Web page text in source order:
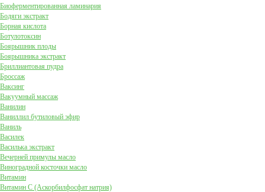
Биоферментированная ламинария
Бодяги экстракт
Борная кислота
Ботулотоксин
Боярышник плоды
Боярышника экстракт
Бриллиантовая пудра
Броссаж
Ваксинг
Вакуумный массаж
Ванилин
Ваниллил бутиловый эфир
Ваниль
Василек
Василька экстракт
Вечерней примулы масло
Виноградной косточки масло
Витамин
Витамин C (Аскорбилфосфат натрия)